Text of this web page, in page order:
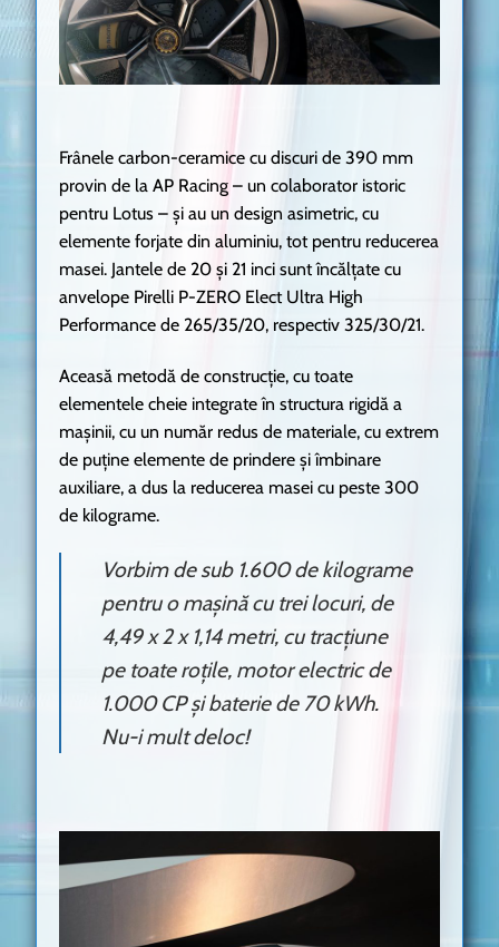
Frânele carbon-ceramice cu discuri de 390 mm
provin de la AP Racing – un colaborator istoric
pentru Lotus – și au un design asimetric, cu
elemente forjate din aluminiu, tot pentru reducerea
masei. Jantele de 20 și 21 inci sunt încălțate cu
anvelope Pirelli P-ZERO Elect Ultra High
Performance de 265/35/20, respectiv 325/30/21.
Aceasă metodă de construcție, cu toate
elementele cheie integrate în structura rigidă a
mașinii, cu un număr redus de materiale, cu extrem
de puține elemente de prindere și îmbinare
auxiliare, a dus la reducerea masei cu peste 300
de kilograme.
Vorbim de sub 1.600 de kilograme
pentru o mașină cu trei locuri, de
4,49 x 2 x 1,14 metri, cu tracțiune
pe toate roțile, motor electric de
1.000 CP și baterie de 70 kWh.
Nu-i mult deloc!